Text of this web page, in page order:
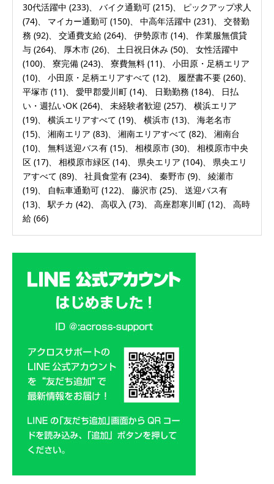
30代活躍中 (233) バイク通勤可 (215)
ピックアップ求人
(74)
マイカー通勤可 (150) 中高年活躍中 (231)
交替勤
務 (92) 交通費支給 (264) 伊勢原市 (14)
作業服無償貸
与 (264) 厚木市 (26) 土日祝日休み (50)
女性活躍中
(100)
寮完備 (243) 寮費無料 (11)
小田原・足柄エリア
(10)
小田原・足柄エリアすべて (12) 履歴書不要 (260)
平塚市 (11) 愛甲郡愛川町 (14) 日勤勤務 (184)
日払
い・週払いOK (264) 未経験者歓迎 (257)
横浜エリア
(19)
横浜エリアすべて (19) 横浜市 (13)
海老名市
(15)
湘南エリア (83) 湘南エリアすべて (82)
湘南台
(10)
無料送迎バス有 (15) 相模原市 (30)
相模原市中央
区 (17) 相模原市緑区 (14) 県央エリア (104)
県央エリ
アすべて (89) 社員食堂有 (234) 秦野市 (9)
綾瀬市
(19)
自転車通勤可 (122) 藤沢市 (25)
送迎バス有
(13)
駅チカ (42) 高収入 (73) 高座郡寒川町 (12)
高時
給 (66)